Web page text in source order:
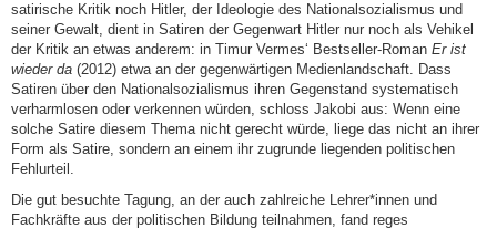
satirische Kritik noch Hitler, der Ideologie des Nationalsozialismus und
seiner Gewalt, dient in Satiren der Gegenwart Hitler nur noch als Vehikel
der Kritik an etwas anderem: in Timur Vermes‘ Bestseller-Roman Er ist
wieder da (2012) etwa an der gegenwärtigen Medienlandschaft. Dass
Satiren über den Nationalsozialismus ihren Gegenstand systematisch
verharmlosen oder verkennen würden, schloss Jakobi aus: Wenn eine
solche Satire diesem Thema nicht gerecht würde, liege das nicht an ihrer
Form als Satire, sondern an einem ihr zugrunde liegenden politischen
Fehlurteil.
Die gut besuchte Tagung, an der auch zahlreiche Lehrer*innen und
Fachkräfte aus der politischen Bildung teilnahmen, fand reges